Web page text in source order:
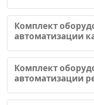
Комплект
автоматизации
Комплект
автоматизации